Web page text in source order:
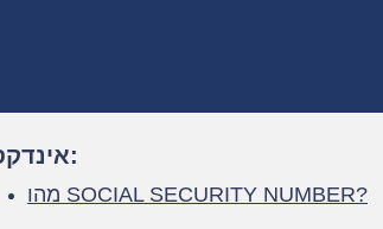
אינדקס:
מהו SOCIAL SECURITY NUMBER?